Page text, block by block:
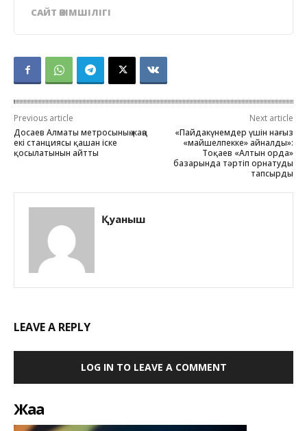
САЙТ ӘКІМШІЛІГІ
Previous article
Досаев Алматы метросының жаңа
екі станциясы қашан іске
қосылатынын айтты
Next article
«Пайдакүнемдер үшін нағыз
«майшелпекке» айналды»:
Тоқаев «Алтын орда»
базарында тәртіп орнатуды
тапсырды
Қуаныш
LEAVE A REPLY
LOG IN TO LEAVE A COMMENT
Жаңа